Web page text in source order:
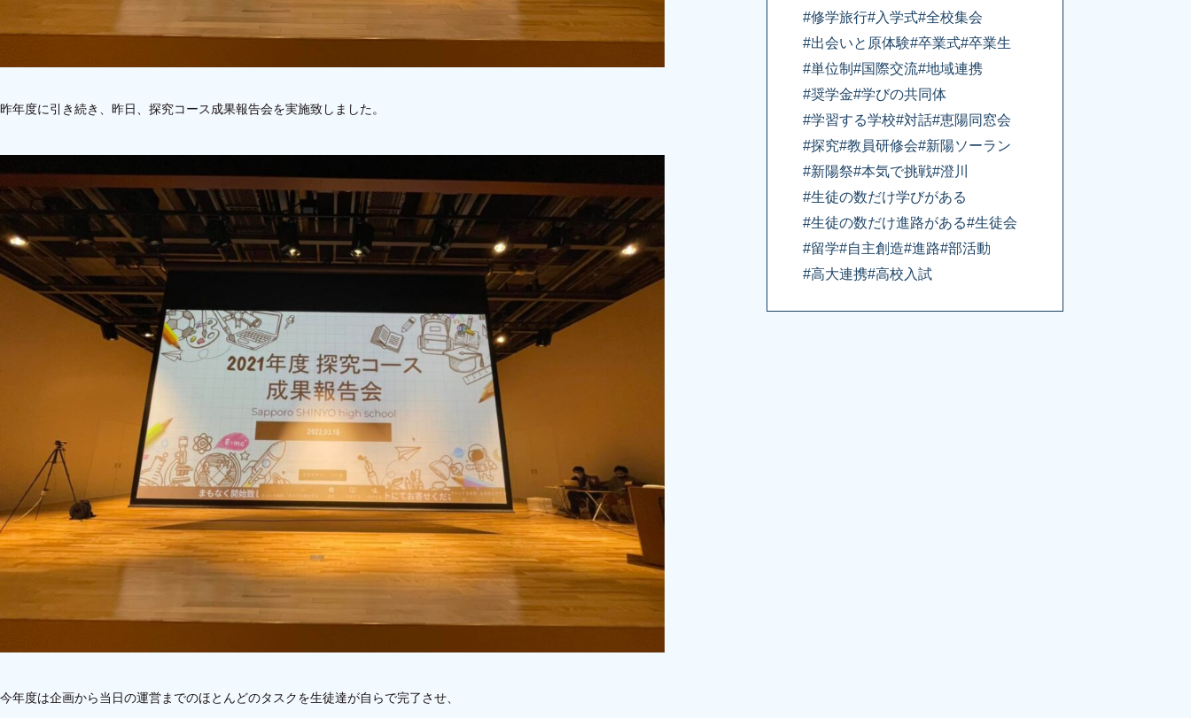
昨年度に引き続き、昨日、探究コース成果報告会を実施致しました。
今年度は企画から当日の運営までのほとんどのタスクを生徒達が自らで完了させ、
#修学旅行#入学式#全校集会
#出会いと原体験#卒業式#卒業生
#単位制 #国際交流#地域連携
#奨学金#学びの共同体
#学習する学校#対話#恵陽同窓会
#探究#教員研修会#新陽ソーラン
#新陽祭#本気で挑戦#澄川
#生徒の数だけ学びがある
#生徒の数だけ進路がある#生徒会
#留学#自主創造#進路#部活動
#高大連携#高校入試